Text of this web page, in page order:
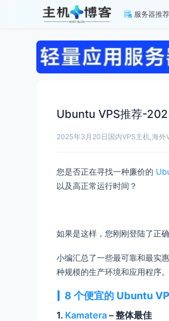
服务器推荐
Ubuntu VPS推荐-
2025年3月20日国内VPS主机,海外
您是否正在寻找一种廉价的
以及高正常运行时间？
如果是这样，您刚刚登陆了正确
小编汇总了一些最可靠和最实
种规模的生产环境和应用程序。
8 个便宜的 Ubuntu
1. Kamatera– 整体最佳